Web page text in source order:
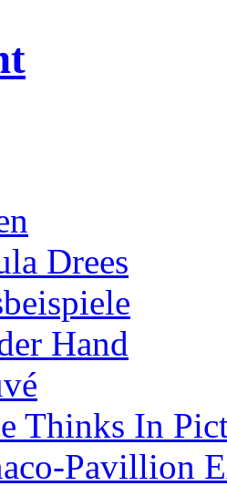
Drees
Hand
Thinks In
Pavillion